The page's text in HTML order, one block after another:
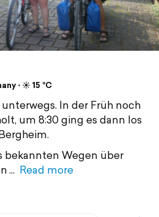
⋅ ☀️ 15 °C
In der Früh noch
um 8:30 ging es dann los
bekannten Wegen über
Read more